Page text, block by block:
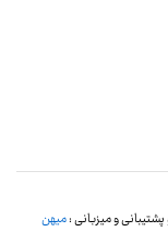
و میزبانی :میهن